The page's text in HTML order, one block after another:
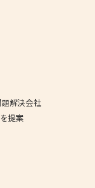
解決会社
提案